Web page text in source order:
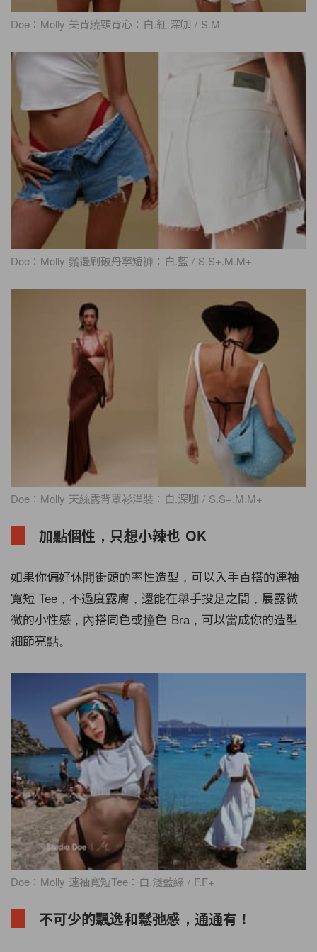
Doe：Molly 美背繞頸背心：白.紅.深咖 / S.M
Doe：Molly 鬚邊刷破丹寧短褲：白.藍 / S.S+.M.M+
Doe：Molly 天絲露背罩衫洋裝：白.深咖 / S.S+.M.M+
加點個性，只想小辣也 OK
如果你偏好休閒街頭的率性造型，可以入手百搭的連袖
寬短 Tee，不過度露膚，還能在舉手投足之間，展露微
微的小性感，內搭同色或撞色 Bra，可以當成你的造型
細節亮點。
Doe：Molly 連袖寬短Tee：白.淺藍綠 / F.F+
不可少的飄逸和鬆弛感，通通有！